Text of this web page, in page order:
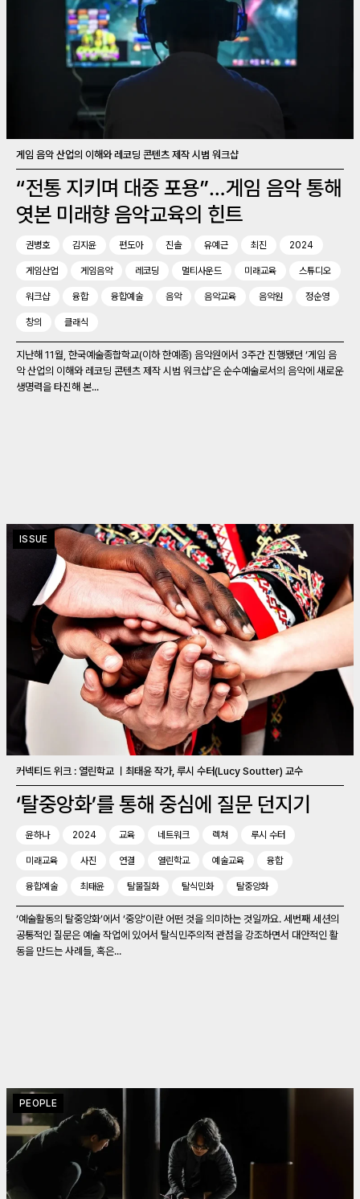
게임 음악 산업의 이해와 레코딩 콘텐츠 제작 시범 워크샵
“전통 지키며 대중 포용”…게임 음악 통해
엿본 미래향 음악교육의 힌트
권병호 김지윤 편도아 진솔 유예근 최진 2024
게임산업 게임음악 레코딩 멀티사운드 미래교육 스튜디오
워크샵 융합 융합예술 음악 음악교육 음악원 정순영
창의 클래식
지난해 11월, 한국예술종합학교(이하 한예종) 음악원에서 3주간 진행됐던 ‘게임 음
악 산업의 이해와 레코딩 콘텐츠 제작 시범 워크샵’은 순수예술로서의 음악에 새로운
생명력을 타진해 본...
ISSUE
커넥티드 위크 : 열린학교 ㅣ최태윤 작가, 루시 수터(Lucy Soutter) 교수
‘탈중앙화’를 통해 중심에 질문 던지기
윤하나 2024 교육 네트워크 렉쳐 루시 수터
미래교육 사진 연결 열린학교 예술교육 융합
융합예술 최태윤 탈물질화 탈식민화 탈중앙화
‘예술활동의 탈중앙화’에서 ‘중앙’이란 어떤 것을 의미하는 것일까요. 세번째 세션의
공통적인 질문은 예술 작업에 있어서 탈식민주의적 관점을 강조하면서 대안적인 활
동을 만드는 사례들, 혹은...
PEOPLE